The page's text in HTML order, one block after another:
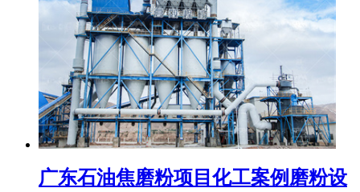
广东石油焦磨粉项目化工案例磨粉设